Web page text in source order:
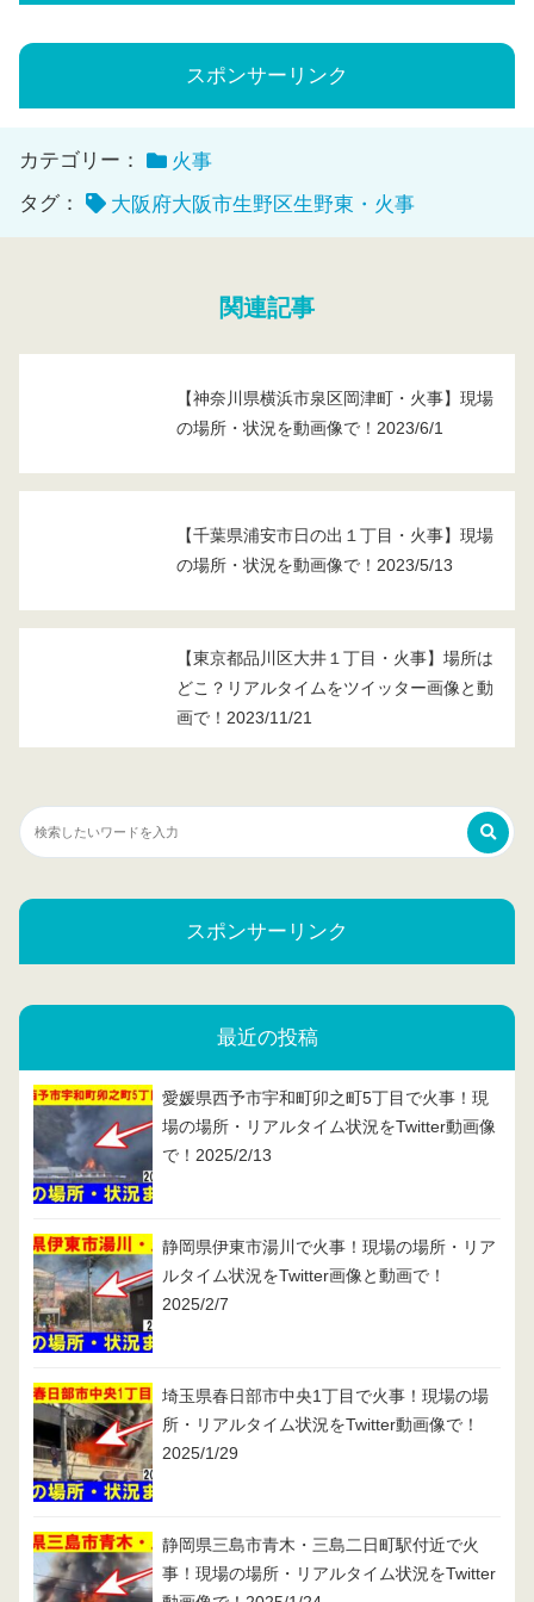
スポンサーリンク
カテゴリー：
火事
タグ：
大阪府大阪市生野区生野東・火事
関連記事
【神奈川県横浜市泉区岡津町・火事】現場
の場所・状況を動画像で！2023/6/1
【千葉県浦安市日の出１丁目・火事】現場
の場所・状況を動画像で！2023/5/13
【東京都品川区大井１丁目・火事】場所は
どこ？リアルタイムをツイッター画像と動
画で！2023/11/21
スポンサーリンク
最近の投稿
愛媛県西予市宇和町卯之町5丁目で火事！現
場の場所・リアルタイム状況をTwitter動画像
で！2025/2/13
静岡県伊東市湯川で火事！現場の場所・リア
ルタイム状況をTwitter画像と動画で！
2025/2/7
埼玉県春日部市中央1丁目で火事！現場の場
所・リアルタイム状況をTwitter動画像で！
2025/1/29
静岡県三島市青木・三島二日町駅付近で火
事！現場の場所・リアルタイム状況をTwitter